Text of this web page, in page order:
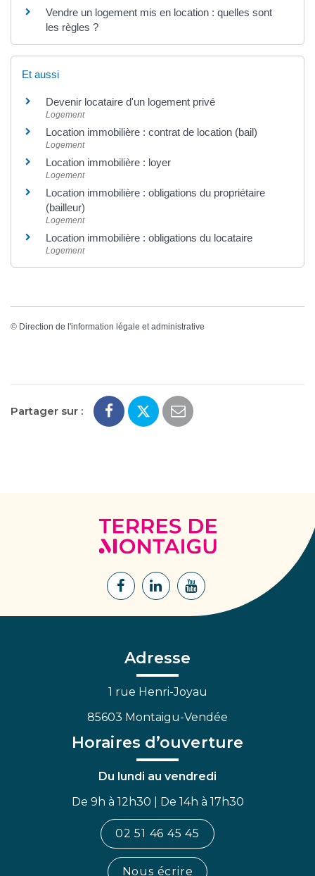
Vendre un logement mis en location : quelles sont
les règles ?
Et aussi
Devenir locataire d'un logement privé
Logement
Location immobilière : contrat de location (bail)
Logement
Location immobilière : loyer
Logement
Location immobilière : obligations du propriétaire
(bailleur)
Logement
Location immobilière : obligations du locataire
Logement
© Direction de l'information légale et administrative
Partager sur :
Terres
de
Montaigu
Lien
Facebook
Lien
Lien
Adresse
1 rue Henri-Joyau
85603 Montaigu-Vendée
Horaires d’ouverture
Du lundi au vendredi
De 9h à 12h30 | De 14h à 17h30
02 51 46 45 45
Nous écrire